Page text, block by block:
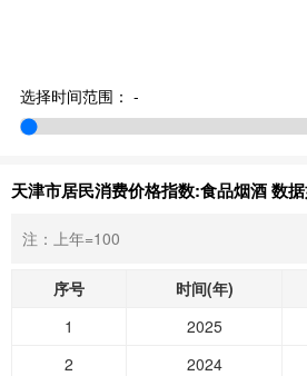
选择时间范围： -
天津市居民消费价格指数:食品烟酒 数据
注：上年=100
序号 时间(年)
1
2025
2
2024